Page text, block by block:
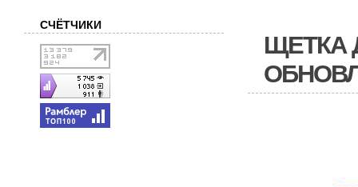
ЩЕТКА
СЧЁТЧИКИ